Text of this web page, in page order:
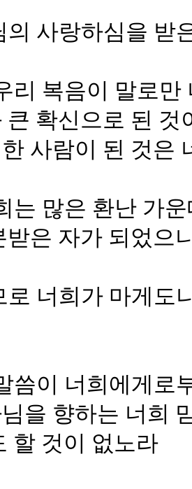
사랑하심을 받
리 복음이 말로만
큰 확신으로 된
사람이 된 것은
는 많은 환난 가
받은 자가 되었으
너희가 마게도
씀이 너희에게로
을 향하는 너희
할 것이 없노라